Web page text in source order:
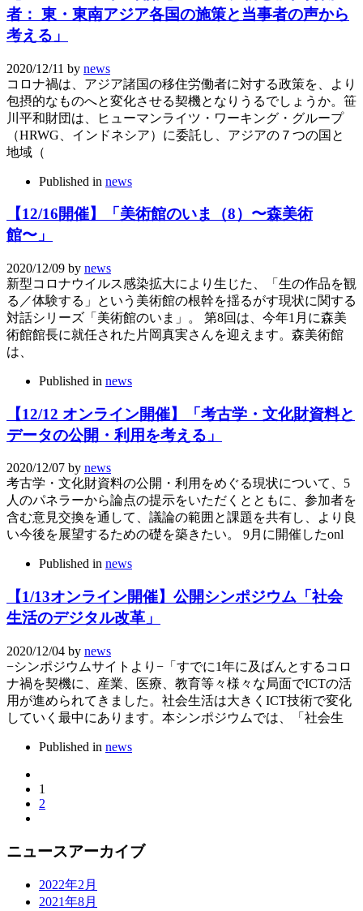
者： 東・東南アジア各国の施策と当事者の声から
考える」
2020/12/11 by news
コロナ禍は、アジア諸国の移住労働者に対する政策を、より
包摂的なものへと変化させる契機となりうるでしょうか。笹
川平和財団は、ヒューマンライツ・ワーキング・グループ
（HRWG、インドネシア）に委託し、アジアの７つの国と
地域（
Published in news
【12/16開催】「美術館のいま（8）〜森美術
館〜」
2020/12/09 by news
新型コロナウイルス感染拡大により生じた、「生の作品を観
る／体験する」という美術館の根幹を揺るがす現状に関する
対話シリーズ「美術館のいま」。 第8回は、今年1月に森美
術館館長に就任された片岡真実さんを迎えます。森美術館
は、
Published in news
【12/12 オンライン開催】「考古学・文化財資料と
データの公開・利用を考える」
2020/12/07 by news
考古学・文化財資料の公開・利用をめぐる現状について、5
人のパネラーから論点の提示をいただくとともに、参加者を
含む意見交換を通して、議論の範囲と課題を共有し、より良
い今後を展望するための礎を築きたい。 9月に開催したonl
Published in news
【1/13オンライン開催】公開シンポジウム「社会
生活のデジタル改革」
2020/12/04 by news
−シンポジウムサイトより−「すでに1年に及ばんとするコロ
ナ禍を契機に、産業、医療、教育等々様々な局面でICTの活
用が進められてきました。社会生活は大きくICT技術で変化
していく最中にあります。本シンポジウムでは、「社会生
Published in news
1
2
ニュースアーカイブ
2022年2月
2021年8月